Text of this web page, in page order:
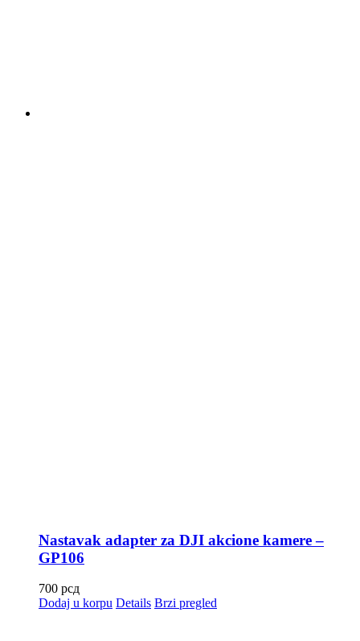
Nastavak adapter za DJI akcione kamere –
GP106
700 рсд
Dodaj u korpu Details Brzi pregled